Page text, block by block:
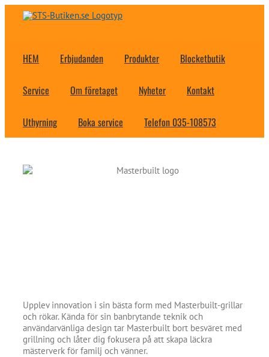
Fortsätt
HEM Erbjudanden Produkter Blocketbutik
Service Om företaget Nyheter Kontakt
Uthyrning Boka service Telefon 035-108573
Upplev innovation i sin bästa form med Masterbuilt-grillar
och rökar. Kända för sin banbrytande teknik och
användarvänliga design tar Masterbuilt bort besväret med
grillning och låter dig fokusera på att skapa läckra
mästerverk för familj och vänner.